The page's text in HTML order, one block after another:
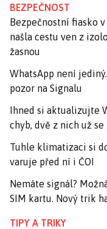
BEZPEČNOST
Bezpečnostní fiasko
našla cestu ven z
žasnou
WhatsApp není
pozor na Signalu
Ihned si aktualizujte
chyb, dvě z nich už
Tuhle klimatizaci si
varuje před ní i ČOI
Nemáte signál?
SIM kartu. Nový trik
TIPY A TRIKY